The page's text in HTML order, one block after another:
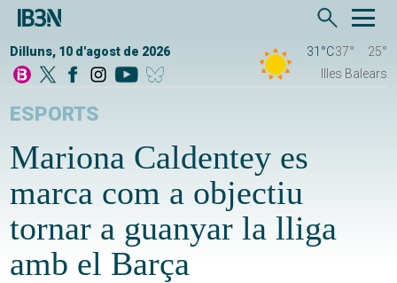
Dilluns, 10 d'agost de 2026 31°C37°
25°
Illes Balears
ESPORTS
Mariona Caldentey es
marca com a objectiu
tornar a guanyar la lliga
amb el Barça